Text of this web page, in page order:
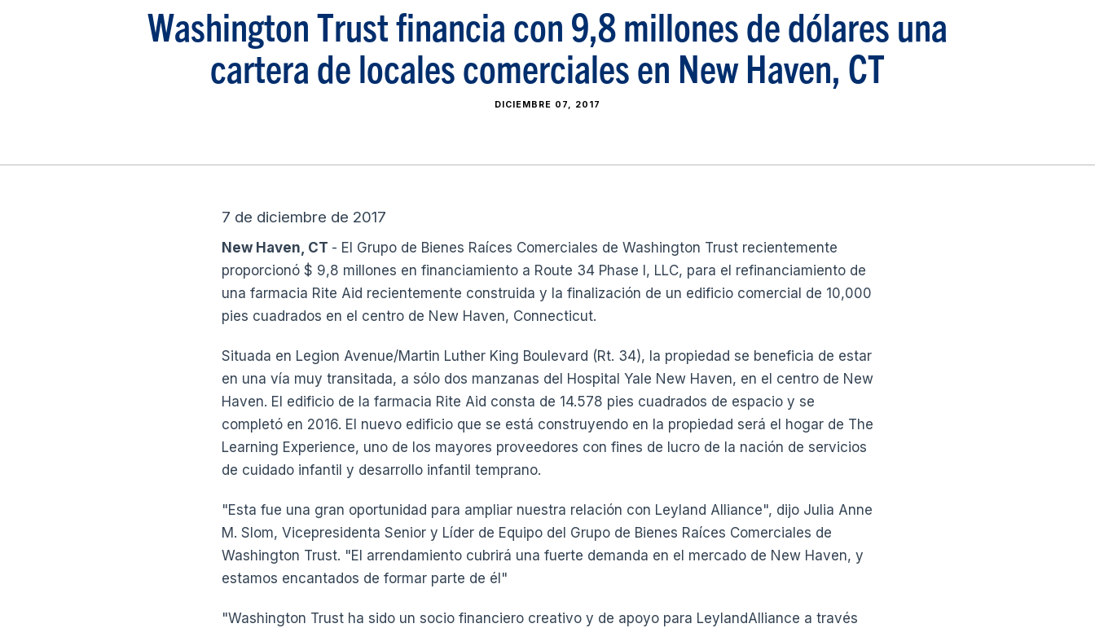
Washington Trust financia con 9,8 millones de dólares una
cartera de locales comerciales en New Haven, CT
DICIEMBRE 07, 2017
7 de diciembre de 2017
New Haven, CT - El Grupo de Bienes Raíces Comerciales de Washington Trust recientemente
proporcionó $ 9,8 millones en financiamiento a Route 34 Phase I, LLC, para el refinanciamiento de
una farmacia Rite Aid recientemente construida y la finalización de un edificio comercial de 10,000
pies cuadrados en el centro de New Haven, Connecticut.
Situada en Legion Avenue/Martin Luther King Boulevard (Rt. 34), la propiedad se beneficia de estar
en una vía muy transitada, a sólo dos manzanas del Hospital Yale New Haven, en el centro de New
Haven. El edificio de la farmacia Rite Aid consta de 14.578 pies cuadrados de espacio y se
completó en 2016. El nuevo edificio que se está construyendo en la propiedad será el hogar de The
Learning Experience, uno de los mayores proveedores con fines de lucro de la nación de servicios
de cuidado infantil y desarrollo infantil temprano.
"Esta fue una gran oportunidad para ampliar nuestra relación con Leyland Alliance", dijo Julia Anne
M. Slom, Vicepresidenta Senior y Líder de Equipo del Grupo de Bienes Raíces Comerciales de
Washington Trust. "El arrendamiento cubrirá una fuerte demanda en el mercado de New Haven, y
estamos encantados de formar parte de él"
"Washington Trust ha sido un socio financiero creativo y de apoyo para LeylandAlliance a través